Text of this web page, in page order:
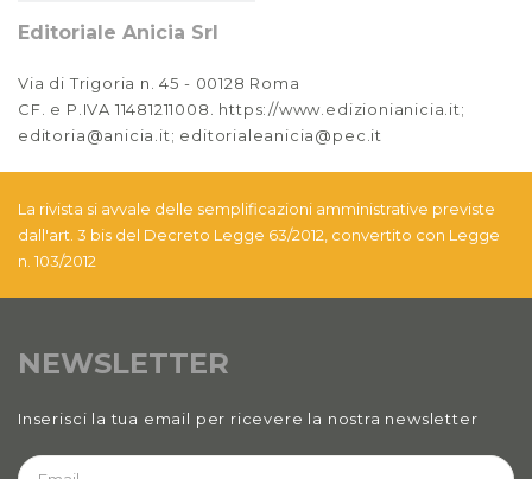
Editoriale Anicia Srl
Via di Trigoria n. 45 - 00128 Roma
CF. e P.IVA 11481211008. https://www.edizionianicia.it;
editoria@anicia.it; editorialeanicia@pec.it
La rivista si avvale delle semplificazioni amministrative previste
dall'art. 3 bis del Decreto Legge 63/2012, convertito con Legge
n. 103/2012
NEWSLETTER
Inserisci la tua email per ricevere la nostra newsletter